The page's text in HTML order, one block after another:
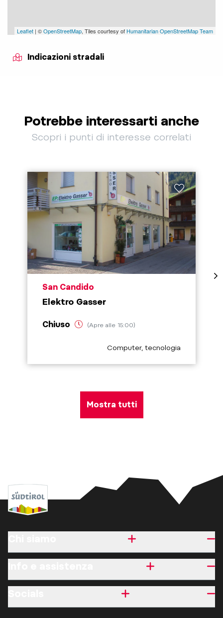
Leaflet | ©OpenStreetMap, Tiles courtesy of Humanitarian OpenStreetMap Team
Indicazioni stradali
Potrebbe interessarti anche
Scopri i punti di interesse correlati
aria.poi_location_prefix
San Candido
Elektro Gasser
Chiuso (Apre alle 15:00)
aria.poi_category_prefix
Computer, tecnologia
Mostra tutti